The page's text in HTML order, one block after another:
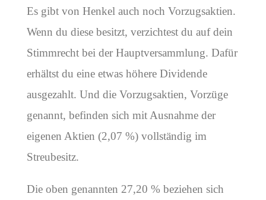
Es gibt von Henkel auch noch Vorzugsaktien.
Wenn du diese besitzt, verzichtest du auf dein
Stimmrecht bei der Hauptversammlung. Dafür
erhältst du eine etwas höhere Dividende
ausgezahlt. Und die Vorzugsaktien, Vorzüge
genannt, befinden sich mit Ausnahme der
eigenen Aktien (2,07 %) vollständig im
Streubesitz.
Die oben genannten 27,20 % beziehen sich